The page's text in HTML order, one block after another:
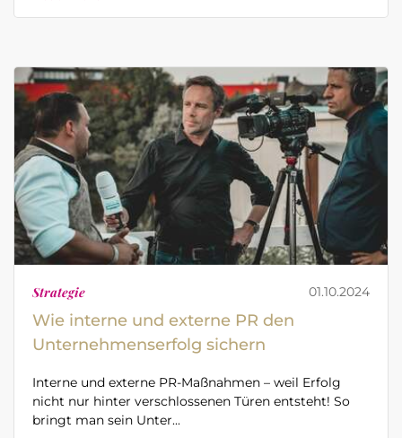
Strategie 01.10.2024
Wie interne und externe PR den
Unternehmenserfolg sichern
Interne und externe PR-Maßnahmen – weil Erfolg
nicht nur hinter verschlossenen Türen entsteht! So
bringt man sein Unter...